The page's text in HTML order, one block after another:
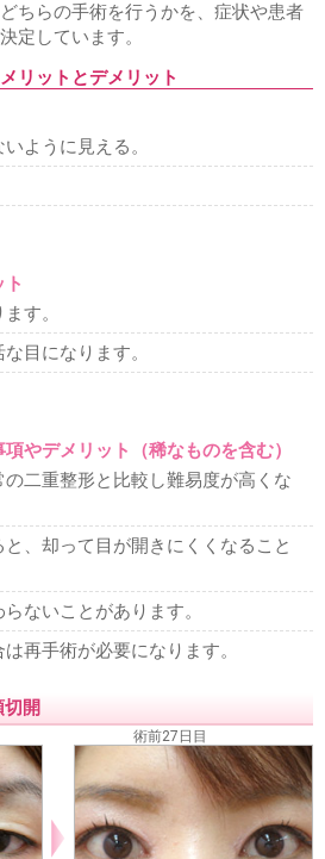
ちらの手術を行うかを、症状や患者
定しています。
リットとデメリット
ように見える。
す。
目になります。
やデメリット（稀なものを含む）
二重整形と比較し難易度が高くな
、却って目が開きにくくなること
ないことがあります。
再手術が必要になります。
開
術前27日目